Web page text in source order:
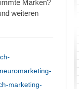
Marken?
weiteren
marketing-